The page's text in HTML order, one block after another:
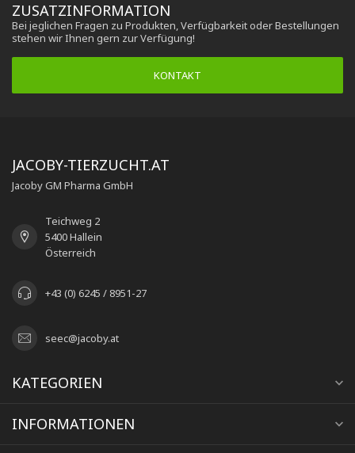
ZUSATZINFORMATION
Bei jeglichen Fragen zu Produkten, Verfügbarkeit oder Bestellungen
stehen wir Ihnen gern zur Verfügung!
KONTAKT
JACOBY-TIERZUCHT.AT
Jacoby GM Pharma GmbH
Teichweg 2
5400 Hallein
Österreich
+43 (0) 6245 / 8951-27
seec@jacoby.at
KATEGORIEN
INFORMATIONEN